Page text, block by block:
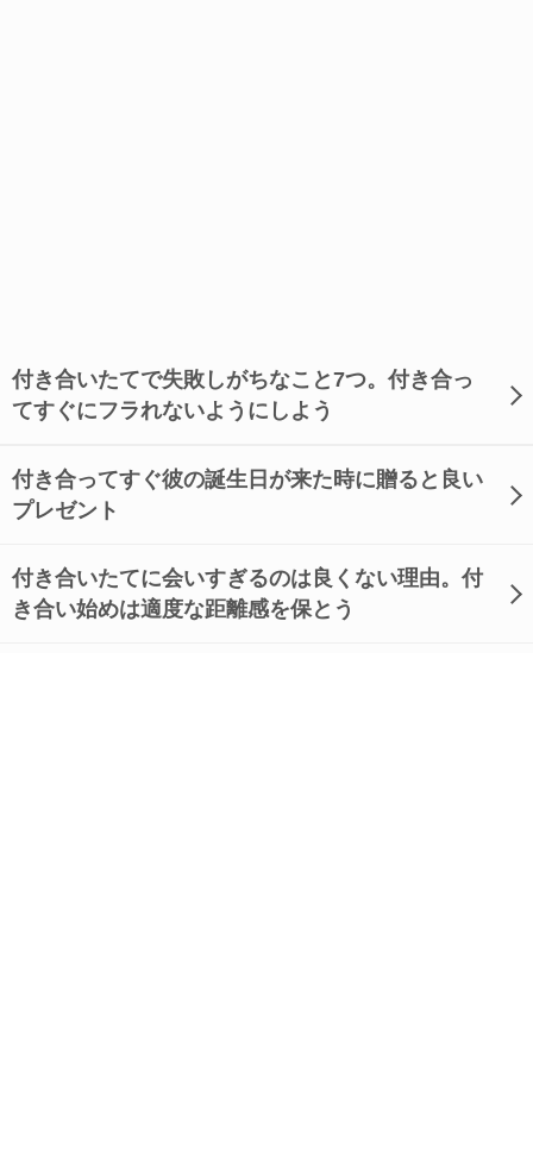
付き合いたてで失敗しがちなこと7つ。付き合っ
てすぐにフラれないようにしよう
付き合ってすぐ彼の誕生日が来た時に贈ると良い
プレゼント
付き合いたてに会いすぎるのは良くない理由。付
き合い始めは適度な距離感を保とう